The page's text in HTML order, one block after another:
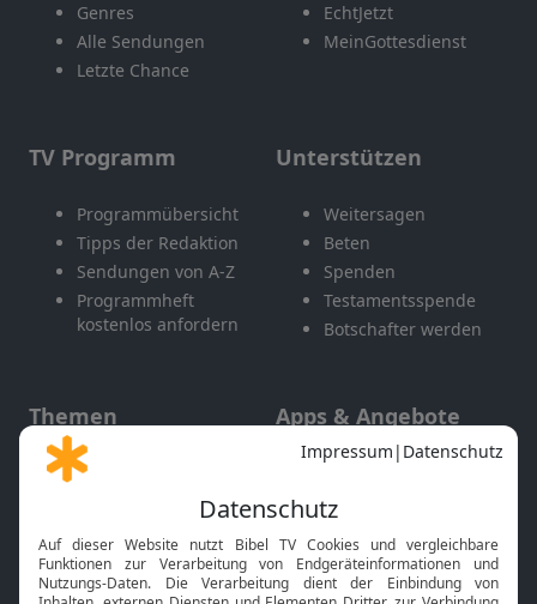
Genres
Alle Sendungen
Letzte Chance
EchtJetzt
MeinGottesdienst
TV Programm
Programmübersicht
Tipps der Redaktion
Sendungen von A-Z
Programmheft
kostenlos anfordern
Unterstützen
Weitersagen
Beten
Spenden
Testamentsspende
Botschafter werden
Themen
Gott und Bibel erklärt
Neuigkeiten
Apps & Angebote
Mobile App
Smart TV
HbbTV